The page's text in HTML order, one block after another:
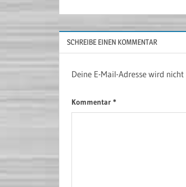
SCHREIBE EINEN KOMMENTAR
Deine E-Mail-Adresse wird
Kommentar *